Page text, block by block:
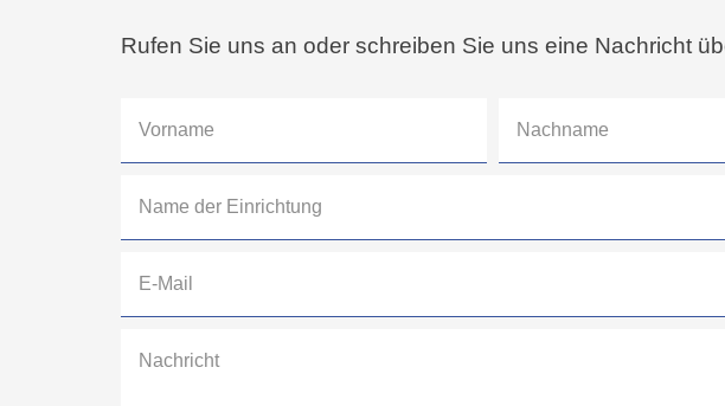
Rufen Sie uns an oder schreiben Sie uns eine Nachricht